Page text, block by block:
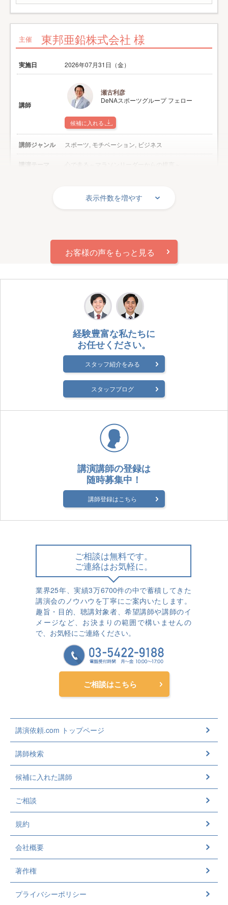
主催 東邦亜鉛株式会社 様
実施日 2026年07月31日（金）
講師
瀬古利彦
DeNAスポーツグループ フェロー
候補に入れる
講師ジャンル スポーツ, モチベーション, ビジネス
講演テーマ 心で走る～マラソンリーダーからの提言～
お客様の声
じました。そのため、お仕着せがましいこともなく、聴衆も興味
関心を維持しながらお話を伺えたと思います。」
主な評判
講師の雰囲気は明るい 声が聞き取りやすい 表現力が豊か
要点がしっかりしている 的を射た内容である
内容を理解できた 内容に共感する
ビジネスシーンで活かせる事がある
表示件数を増やす
お客様の声をもっと見る
経験豊富な私たちに
お任せください。
スタッフ紹介をみる
スタッフブログ
講演講師の登録は
随時募集中！
講師登録はこちら
ご相談は無料です。
ご連絡はお気軽に。
業界25年、実績3万6700件の中で蓄積してきた
講演会のノウハウを丁寧にご案内いたします。
趣旨・目的、聴講対象者、希望講師や講師のイ
メージなど、お決まりの範囲で構いませんの
で、お気軽にご連絡ください。
ご相談はこちら
講演依頼.com トップページ
講師検索
候補に入れた講師
ご相談
規約
会社概要
著作権
プライバシーポリシー